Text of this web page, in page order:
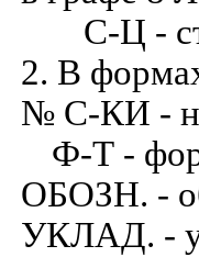
С-Ц -
2. В
№ С-КИ -
Ф-Т -
ОБОЗН. -
УКЛАД. -